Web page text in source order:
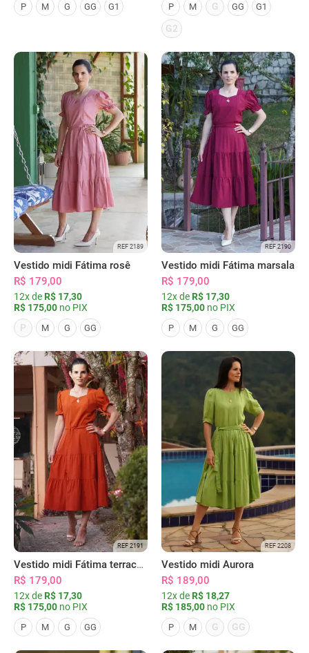
P M G GG G1 P M G GG G1
G2
REF 2189
Vestido midi Fátima rosê
R$ 179,00
12x de R$ 17,30
R$ 175,00 no PIX
P
M G GG
REF 2190
Vestido midi Fátima marsala
R$ 179,00
12x de R$ 17,30
R$ 175,00 no PIX
P M G GG
REF 2191
Vestido midi Fátima terracota
R$ 179,00
12x de R$ 17,30
R$ 175,00 no PIX
P M G GG
REF 2208
Vestido midi Aurora
R$ 189,00
12x de R$ 18,27
R$ 185,00 no PIX
P M G GG